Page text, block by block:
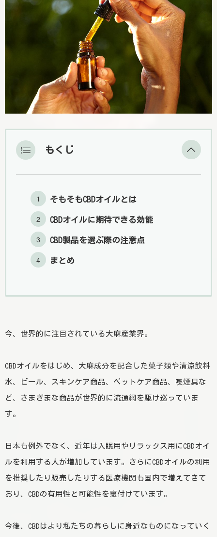
もくじ
そもそもCBDオイルとは
CBDオイルに期待できる効能
CBD製品を選ぶ際の注意点
まとめ
今、世界的に注目されている大麻産業界。
CBDオイルをはじめ、大麻成分を配合した菓子類や清涼飲料
水、ビール、スキンケア商品、ペットケア商品、喫煙具な
ど、さまざまな商品が世界的に流通網を駆け巡っていま
す。
日本も例外でなく、近年は入眠用やリラックス用にCBDオイ
ルを利用する人が増加しています。さらにCBDオイルの利用
を推奨したり販売したりする医療機関も国内で増えてきて
おり、CBDの有用性と可能性を裏付けています。
今後、CBDはより私たちの暮らしに身近なものになっていく